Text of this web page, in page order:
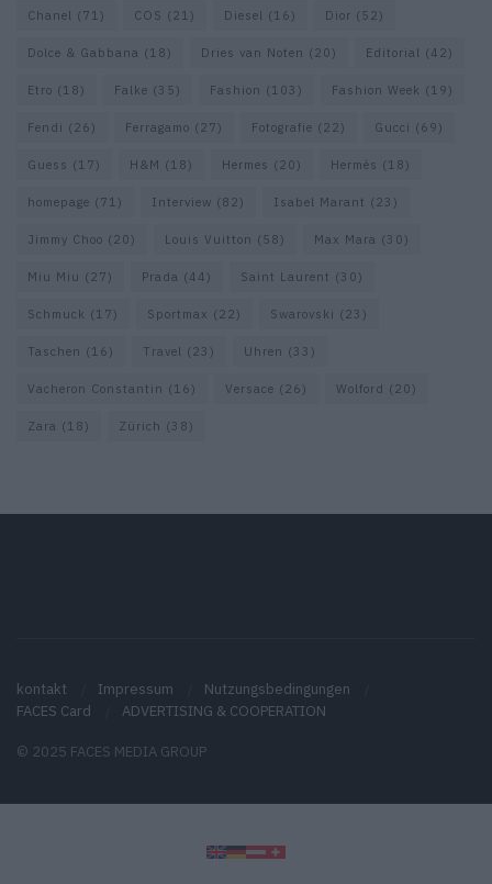
Chanel (71) COS (21) Diesel (16) Dior (52)
Dolce & Gabbana (18) Dries van Noten (20) Editorial (42)
Etro (18) Falke (35) Fashion (103) Fashion Week (19)
Fendi (26) Ferragamo (27) Fotografie (22) Gucci (69)
Guess (17) H&M (18) Hermes (20) Hermès (18)
homepage (71) Interview (82) Isabel Marant (23)
Jimmy Choo (20) Louis Vuitton (58) Max Mara (30)
Miu Miu (27) Prada (44) Saint Laurent (30)
Schmuck (17) Sportmax (22) Swarovski (23)
Taschen (16) Travel (23) Uhren (33)
Vacheron Constantin (16) Versace (26) Wolford (20)
Zara (18) Zürich (38)
kontakt Impressum
Nutzungsbedingungen
FACES Card
ADVERTISING & COOPERATION
© 2025 FACES MEDIA GROUP